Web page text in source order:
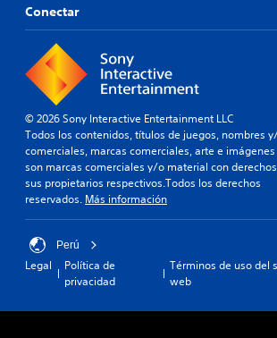
Conectar
© 2026 Sony Interactive Entertainment LLC
Todos los contenidos, títulos de juegos, nombres
comerciales, marcas comerciales, arte e
son marcas comerciales y/o material con
sus propietarios respectivos.Todos los derechos
reservados. Más información
Perú
Legal
Política de
privacidad
Términos de uso del
web